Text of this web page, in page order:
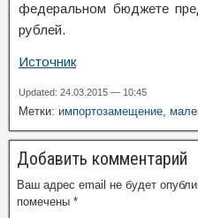
федеральном бюджете
рублей.
Источник
Updated: 24.03.2015 — 10:45
Метки: импортозамещение,
Добавить комментарий
Ваш адрес email не будет
помечены *